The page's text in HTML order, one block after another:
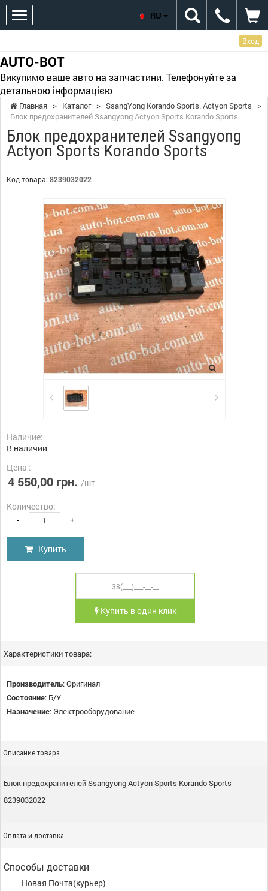
Вход
AUTO-BOT
Викупимо ваше авто на запчастини. Телефонуйте за
детальною інформацією
RU
Главная > Каталог > SsangYong Korando Sports. Actyon Sports
>
Блок предохранителей Ssangyong Actyon Sports Korando Sports
Блок предохранителей Ssangyong
Actyon Sports Korando Sports
Код товара: 8239032022
Наличие:
В наличии
Цена :
4 550,00 грн. /шт
Количество:
- +
Купить
Купить в один клик
Характеристики товара:
Производитель:Оригинал
Состояние: Б/У
Назначение: Электрооборудование
Описание товара
Блок предохранителей Ssangyong Actyon Sports Korando Sports
8239032022
Оплата и доставка
Способы доставки
Новая Почта(курьер)